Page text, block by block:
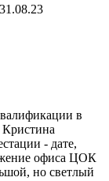
31.08.23
в
- дате,
офиса ЦОК
но светлый